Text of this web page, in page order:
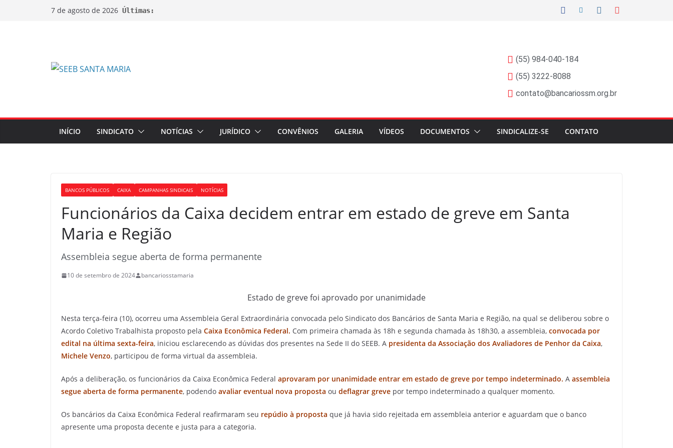
7 de agosto de 2026 Últimas:
(55) 984-040-184
(55) 3222-8088
contato@bancariossm.org.br
INÍCIO SINDICATO NOTÍCIAS JURÍDICO CONVÊNIOS GALERIA VÍDEOS DOCUMENTOS SINDICALIZE-SE CONTATO
BANCOS PÚBLICOS CAIXA CAMPANHAS SINDICAIS NOTÍCIAS
Funcionários da Caixa decidem entrar em estado de greve em Santa
Maria e Região
Assembleia segue aberta de forma permanente
10 de setembro de 2024 bancariosstamaria
Estado de greve foi aprovado por unanimidade
Nesta terça-feira (10), ocorreu uma Assembleia Geral Extraordinária convocada pelo Sindicato dos Bancários de Santa Maria e Região, na qual se deliberou sobre o
Acordo Coletivo Trabalhista proposto pela Caixa Econômica Federal. Com primeira chamada às 18h e segunda chamada às 18h30, a assembleia, convocada por
edital na última sexta-feira, iniciou esclarecendo as dúvidas dos presentes na Sede II do SEEB. A presidenta da Associação dos Avaliadores de Penhor da Caixa,
Michele Venzo, participou de forma virtual da assembleia.
Após a deliberação, os funcionários da Caixa Econômica Federal aprovaram por unanimidade entrar em estado de greve por tempo indeterminado. A assembleia
segue aberta de forma permanente, podendo avaliar eventual nova proposta ou deflagrar greve por tempo indeterminado a qualquer momento.
Os bancários da Caixa Econômica Federal reafirmaram seu repúdio à proposta que já havia sido rejeitada em assembleia anterior e aguardam que o banco
apresente uma proposta decente e justa para a categoria.